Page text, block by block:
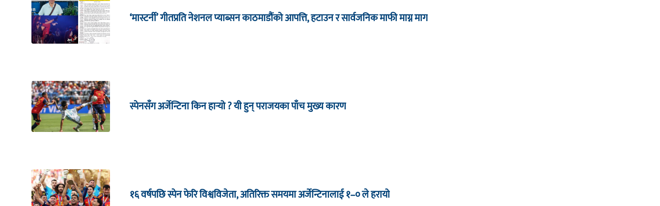
‘मास्टर्नी’ गीतप्रति नेशनल प्याब्सन काठमाडौंको आपत्ति, हटाउन र सार्वजनिक माफी माग्न माग
स्पेनसँग अर्जेन्टिना किन हार्‍यो ? यी हुन् पराजयका पाँच मुख्य कारण
१६ वर्षपछि स्पेन फेरि विश्वविजेता, अतिरिक्त समयमा अर्जेन्टिनालाई १–० ले हरायो